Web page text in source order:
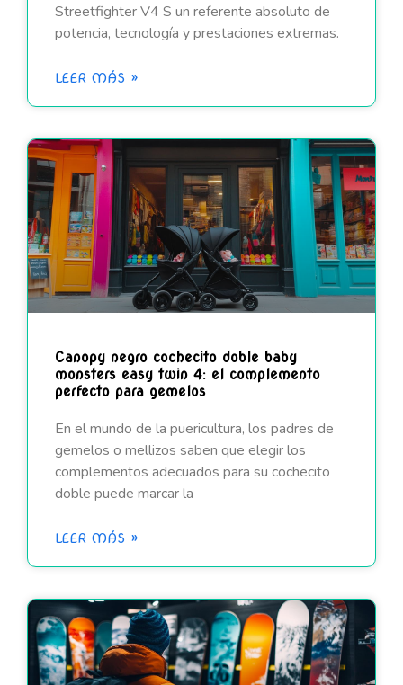
Streetfighter V4 S un referente absoluto de
potencia, tecnología y prestaciones extremas.
LEER MÁS »
Canopy negro cochecito doble baby
monsters easy twin 4: el complemento
perfecto para gemelos
En el mundo de la puericultura, los padres de
gemelos o mellizos saben que elegir los
complementos adecuados para su cochecito
doble puede marcar la
LEER MÁS »